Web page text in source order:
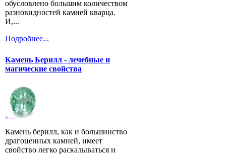
обусловлено большим количеством
разновидностей камней кварца.
И,...
Подробнее...
Камень Берилл - лечебные и
магические свойства
Камень берилл, как и большинство
драгоценных камней, имеет
свойство легко раскалываться и